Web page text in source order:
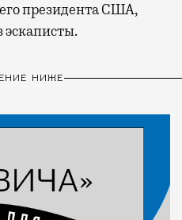
президента США,
эскаписты.
НИЖЕ